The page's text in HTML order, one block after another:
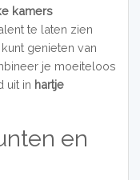
kamers
te laten zien
genieten van
je moeiteloos
uit in hartje
en